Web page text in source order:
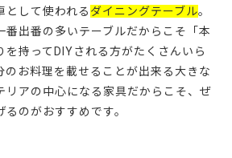
として使われる ダイニングテーブル。
番出番の多いテーブルだからこそ「本
を持ってDIYされる方がたくさんいら
のお料理を載せることが出来る大きな
リアの中心になる家具だからこそ、ぜ
のがおすすめです。